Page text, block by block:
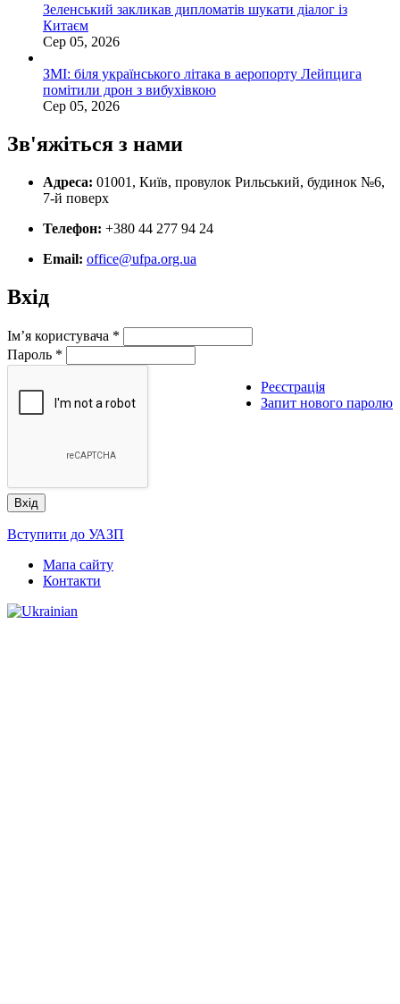
Зеленський закликав дипломатів шукати діалог із
Китаєм
Сер 05, 2026
ЗМІ: біля українського літака в аеропорту Лейпцига
помітили дрон з вибухівкою
Сер 05, 2026
Зв'яжіться з нами
Адреса: 01001, Київ, провулок Рильський, будинок №6,
7-й поверх
Телефон: +380 44 277 94 24
Email: office@ufpa.org.ua
Вхід
Ім’я користувача *
Пароль *
Реєстрація
Запит нового паролю
Вступити до УАЗП
Мапа сайту
Контакти